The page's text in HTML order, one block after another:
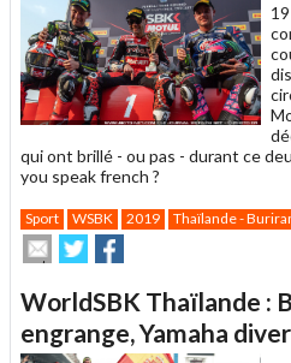
qui ont brillé - ou pas - durant ce
you speak french ?
Sport WSBK 2019 Thaïlande -
Envoyer
cet
à
un
ami
Partager
sur
sur
WorldSBK Thaïlande :
engrange, Yamaha